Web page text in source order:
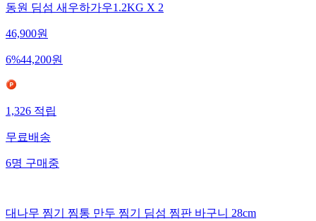
동원 딤섬 새우하가우1.2KG X 2
46,900원
6%44,200원
1,326 적립
무료배송
6명 구매중
대나무 찜기 찜통 만두 찜기 딤섬 찜판 바구니 28cm